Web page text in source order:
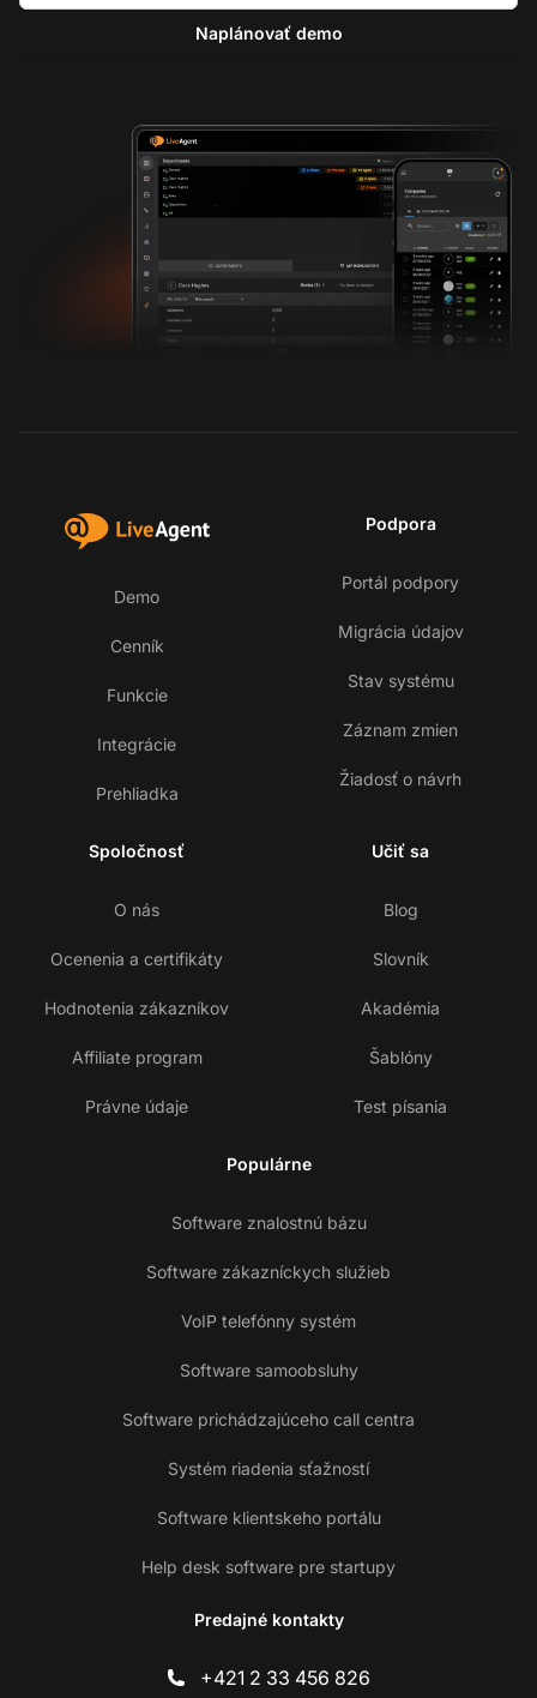
Naplánovať demo
Demo
Cenník
Funkcie
Integrácie
Prehliadka
Podpora
Portál podpory
Migrácia údajov
Stav systému
Záznam zmien
Žiadosť o návrh
Spoločnosť
O nás
Ocenenia a certifikáty
Hodnotenia zákazníkov
Affiliate program
Právne údaje
Učiť sa
Blog
Slovník
Akadémia
Šablóny
Test písania
Populárne
Software znalostnú bázu
Software zákazníckych služieb
VoIP telefónny systém
Software samoobsluhy
Software prichádzajúceho call centra
Systém riadenia sťažností
Software klientskeho portálu
Help desk software pre startupy
Predajné kontakty
+421 2 33 456 826